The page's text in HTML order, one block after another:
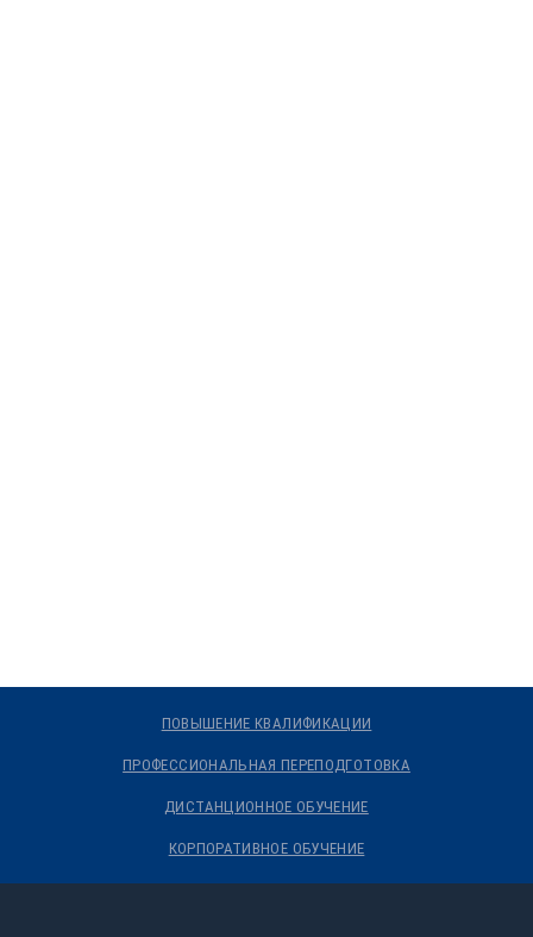
ПОВЫШЕНИЕ КВАЛИФИКАЦИИ
ПРОФЕССИОНАЛЬНАЯ ПЕРЕПОДГОТОВКА
ДИСТАНЦИОННОЕ ОБУЧЕНИЕ
КОРПОРАТИВНОЕ ОБУЧЕНИЕ